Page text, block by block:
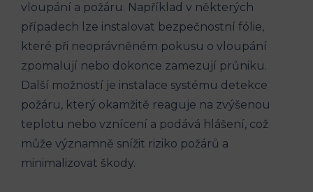
vloupání a požáru. Například v některých
případech lze instalovat bezpečnostní fólie,
které při neoprávněném pokusu o vloupání
zpomalují nebo dokonce zamezují průniku.
Další možností je instalace systému detekce
požáru, který okamžitě reaguje na zvýšenou
teplotu nebo vznícení a podává hlášení, což
může významně snížit riziko požárů a
minimalizovat škody.